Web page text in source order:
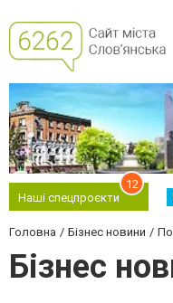
Наші спецпроєкти
12
Головна Бізнес новини
Бізнес